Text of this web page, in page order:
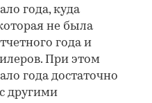
года, куда
не была
года и
При этом
года достаточно
другими